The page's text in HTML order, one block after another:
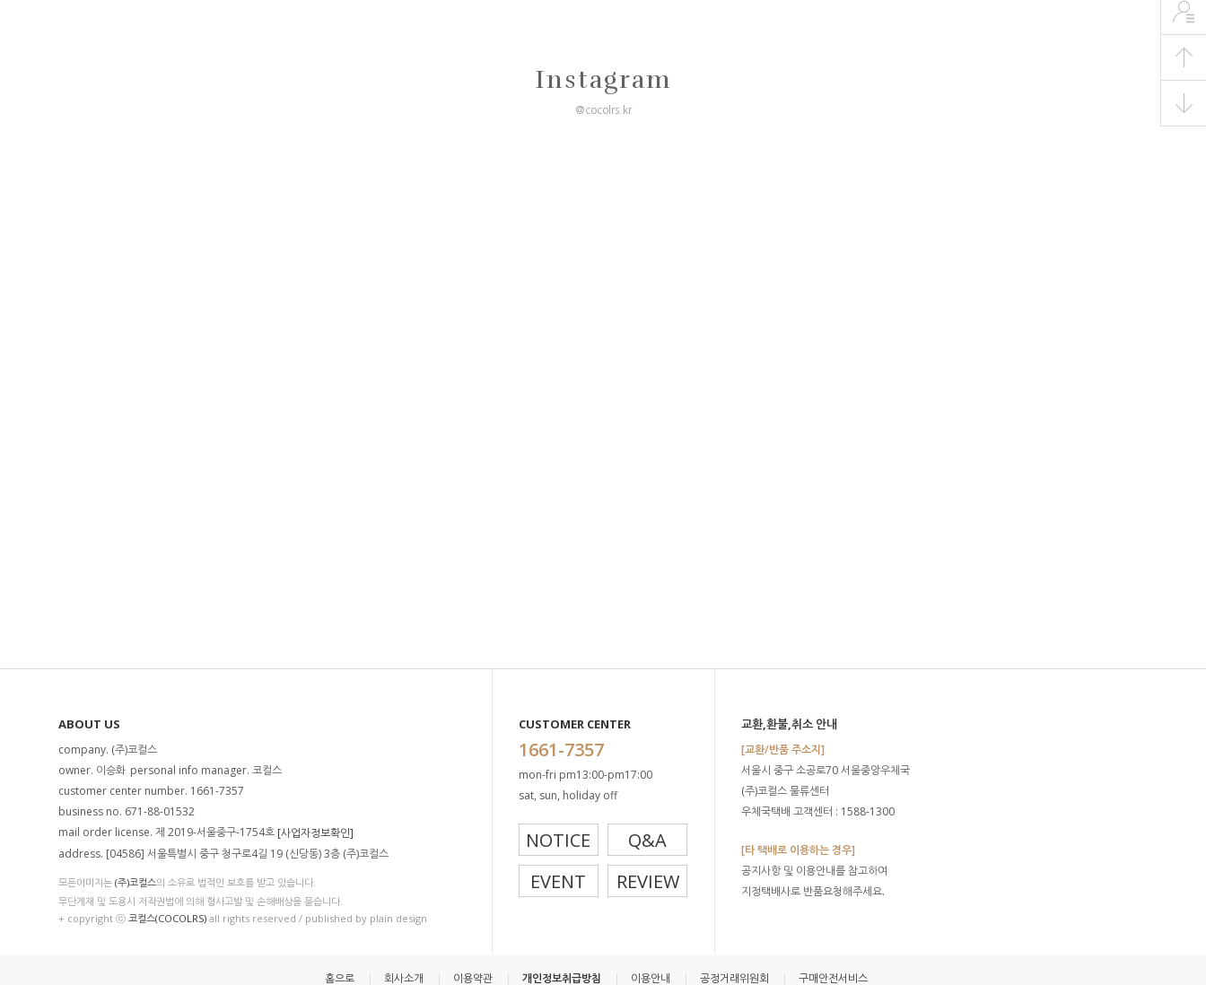
Instagram
@cocolrs.kr
ABOUT US
company. (주)코컬스
owner. 이승화 personal info manager. 코컬스
customer center number. 1661-7357
business no. 671-88-01532
mail order license. 제 2019-서울중구-1754호 [사업자정보확인]
address. [04586] 서울특별시 중구 청구로4길 19 (신당동) 3층 (주)코컬스
모든이미지는 (주)코컬스의 소유로 법적인 보호를 받고 있습니다.
무단게재 및 도용시 저작권법에 의해 형사고발 및 손해배상을 묻습니다.
+ copyright ⓒ 코컬스(COCOLRS) all rights reserved / published by plain design
CUSTOMER CENTER
1661-7357
mon-fri pm13:00-pm17:00
sat, sun, holiday off
NOTICE
Q&A
EVENT
REVIEW
교환,환불,취소 안내
[교환/반품 주소지]
서울시 중구 소공로70 서울중앙우체국
(주)코컬스 물류센터
우체국택배 고객센터 : 1588-1300
[타 택배로 이용하는 경우]
공지사항 및 이용안내를 참고하여
지정택배사로 반품요청해주세요.
홈으로 회사소개 이용약관 개인정보취급방침 이용안내 공정거래위원회 구매안전서비스